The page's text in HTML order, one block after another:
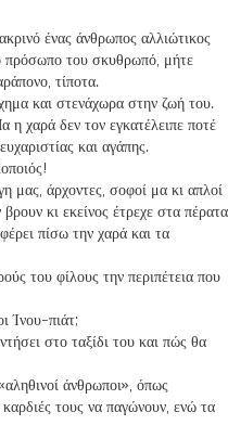
ένας άνθρωπος αλλιώτικος
πρόσωπο του σκυθρωπό, μήτε
τίποτα.
και στενάχωρα στην ζωή του.
χαρά δεν τον εγκατέλειπε ποτέ
και αγάπης.
μας, άρχοντες, σοφοί μα κι απλοί
κι εκείνος έτρεχε στα πέρατα
πίσω την χαρά και τα
του φίλους την περιπέτεια που
Ίνου-πιάτ;
στο ταξίδι του και πώς θα
άνθρωποι», όπως
τους να παγώνουν, ενώ τα